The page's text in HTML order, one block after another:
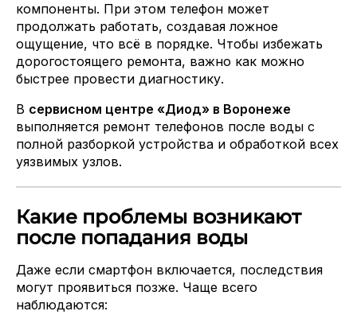
компоненты. При этом телефон может
продолжать работать, создавая ложное
ощущение, что всё в порядке. Чтобы избежать
дорогостоящего ремонта, важно как можно
быстрее провести диагностику.
В сервисном центре «Диод» в Воронеже
выполняется ремонт телефонов после воды с
полной разборкой устройства и обработкой всех
уязвимых узлов.
Какие проблемы возникают
после попадания воды
Даже если смартфон включается, последствия
могут проявиться позже. Чаще всего
наблюдаются: